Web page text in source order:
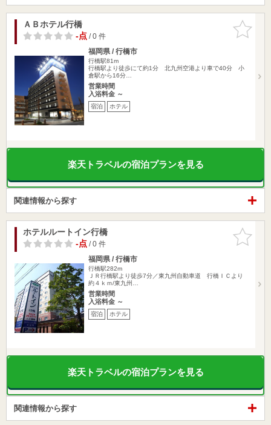
お気に入
りに追加
ＡＢホテル行橋
-点/ 0 件
福岡県 / 行橋市
行橋駅81m
行橋駅より徒歩にて約1分 北九州空港より車で40分 小
倉駅から16分…
営業時間
入浴料金 ～
宿泊 ホテル
楽天トラベルの宿泊プランを見る
関連情報から探す
お気に入
りに追加
ホテルルートイン行橋
-点/ 0 件
福岡県 / 行橋市
行橋駅282m
ＪＲ行橋駅より徒歩7分／東九州自動車道 行橋ＩＣより
約４ｋｍ/東九州…
営業時間
入浴料金 ～
宿泊 ホテル
楽天トラベルの宿泊プランを見る
関連情報から探す